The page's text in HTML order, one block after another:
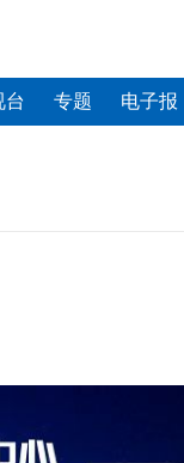
台 专题 电子报